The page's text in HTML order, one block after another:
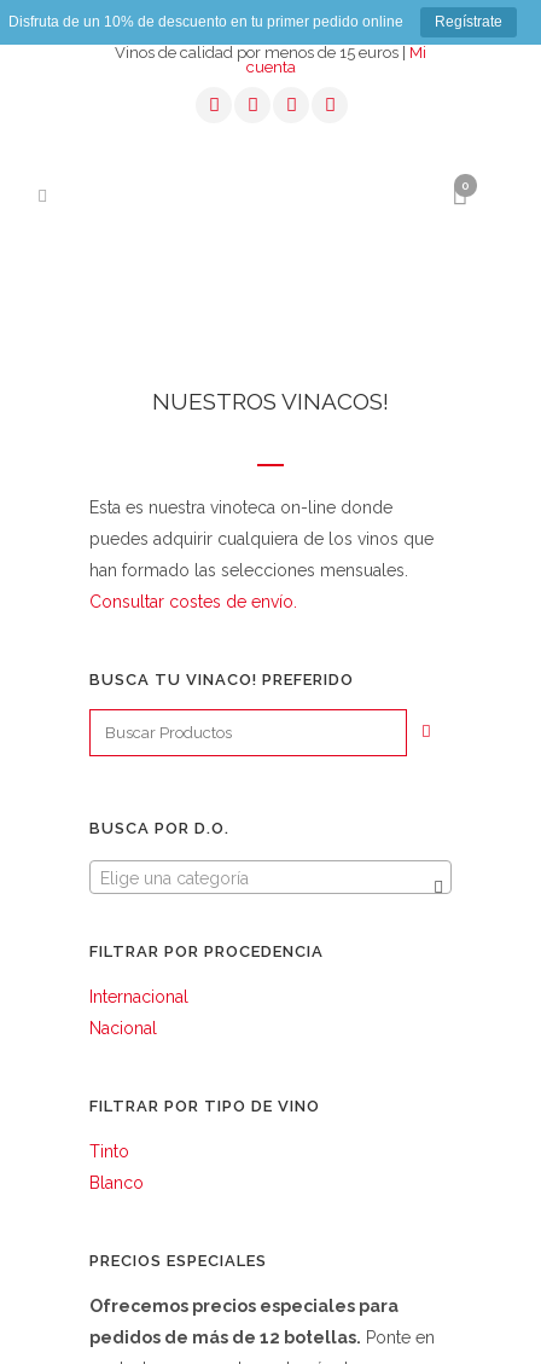
Disfruta de un 10% de descuento en tu primer pedido online Regístrate
Vinos de calidad por menos de 15 euros | Mi
cuenta
0
NUESTROS VINACOS!
Esta es nuestra vinoteca on-line donde
puedes adquirir cualquiera de los vinos que
han formado las selecciones mensuales.
Consultar costes de envío.
BUSCA TU VINACO! PREFERIDO
BUSCA POR D.O.
Elige una categoría
FILTRAR POR PROCEDENCIA
Internacional
Nacional
FILTRAR POR TIPO DE VINO
Tinto
Blanco
PRECIOS ESPECIALES
Ofrecemos precios especiales para
pedidos de más de 12 botellas. Ponte en